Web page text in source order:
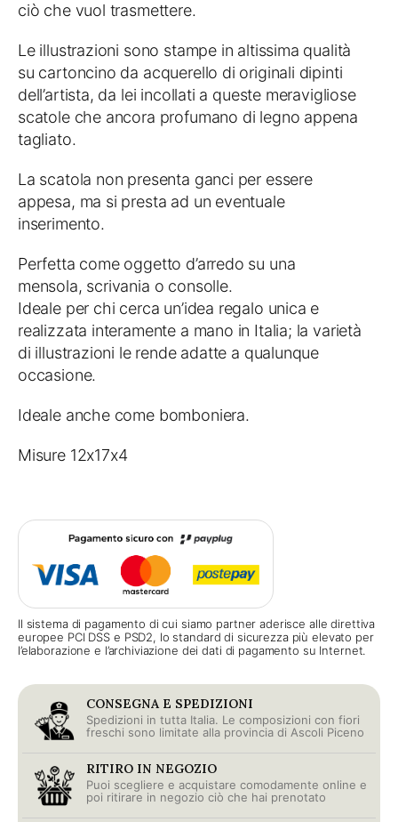
ciò che vuol trasmettere.
Le illustrazioni sono stampe in altissima qualità
su cartoncino da acquerello di originali dipinti
dell’artista, da lei incollati a queste meravigliose
scatole che ancora profumano di legno appena
tagliato.
La scatola non presenta ganci per essere
appesa, ma si presta ad un eventuale
inserimento.
Perfetta come oggetto d’arredo su una
mensola, scrivania o consolle.
Ideale per chi cerca un’idea regalo unica e
realizzata interamente a mano in Italia; la varietà
di illustrazioni le rende adatte a qualunque
occasione.
Ideale anche come bomboniera.
Misure 12x17x4
Il sistema di pagamento di cui siamo partner aderisce alle direttiva
europee PCI DSS e PSD2, lo standard di sicurezza più elevato per
l’elaborazione e l’archiviazione dei dati di pagamento su Internet.
CONSEGNA E SPEDIZIONI
Spedizioni in tutta Italia. Le composizioni con fiori
freschi sono limitate alla provincia di Ascoli Piceno
RITIRO IN NEGOZIO
Puoi scegliere e acquistare comodamente online e
poi ritirare in negozio ciò che hai prenotato